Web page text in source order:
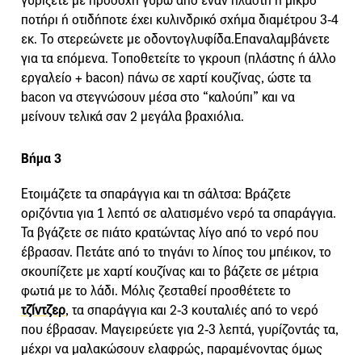
ποτήρι ή οτιδήποτε έχει κυλινδρικό σχήμα διαμέτρου 3-4
εκ. Το στερεώνετε με οδοντογλυφίδα.Επαναλαμβάνετε
για τα επόμενα. Tοποθετείτε το γκρουπ (πλάστης ή άλλο
εργαλείο + bacon) πάνω σε χαρτί κουζίνας, ώστε τα
bacon να στεγνώσουν μέσα στο “καλούπι” και να
μείνουν τελικά σαν 2 μεγάλα βραχιόλια.
Βήμα 3
Ετοιμάζετε τα σπαράγγια και τη σάλτσα: Βράζετε
οριζόντια για 1 λεπτό σε αλατισμένο νερό τα σπαράγγια.
Τα βγάζετε σε πιάτο κρατώντας λίγο από το νερό που
έβρασαν. Πετάτε από το τηγάνι το λίπος του μπέικον, το
σκουπίζετε με χαρτί κουζίνας και το βάζετε σε μέτρια
φωτιά με το λάδι. Μόλις ζεσταθεί προσθέτετε το
τζίντζερ, τα σπαράγγια και 2-3 κουταλιές από το νερό
που έβρασαν. Μαγειρεύετε για 2-3 λεπτά, γυρίζοντάς τα,
μέχρι να μαλακώσουν ελαφρώς, παραμένοντας όμως